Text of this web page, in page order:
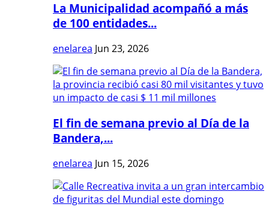
La Municipalidad acompañó a más
de 100 entidades...
enelarea Jun 23, 2026
El fin de semana previo al Día de la
Bandera,...
enelarea Jun 15, 2026